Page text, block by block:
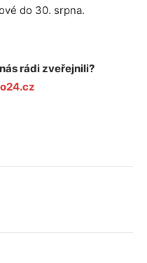
do 30. srpna.
rádi zveřejnili?